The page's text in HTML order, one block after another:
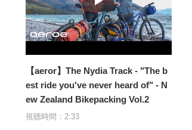
【aeror】The Nydia Track - "The b
est ride you've never heard of" - N
ew Zealand Bikepacking Vol.2
視聴時間：2:33